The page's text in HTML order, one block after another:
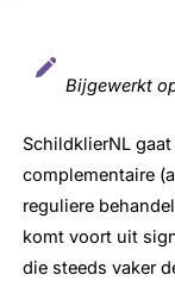
Bijgewerkt
SchildklierNL
complementaire
reguliere
komt voort uit
die steeds vaker